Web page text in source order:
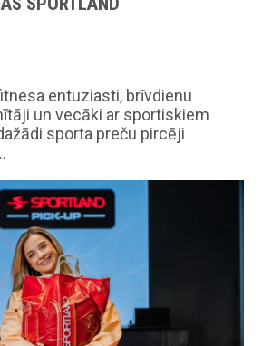
entuziasti, brīvdienu
un vecāki ar sportiskiem
sporta preču pircēji